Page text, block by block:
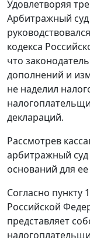
Удовлетворяя
Арбитражный
руководствовался
кодекса
что
дополнений и
не наделил
деклараций.
Рассмотрев
арбитражный суд
оснований для
Согласно пункту
Российской
представляет